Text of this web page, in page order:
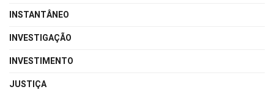
INSTANTÂNEO
INVESTIGAÇÃO
INVESTIMENTO
JUSTIÇA